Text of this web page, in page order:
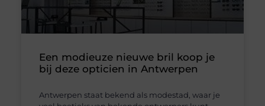
Een modieuze nieuwe bril koop je
bij deze opticien in Antwerpen
Antwerpen staat bekend als modestad, waar je